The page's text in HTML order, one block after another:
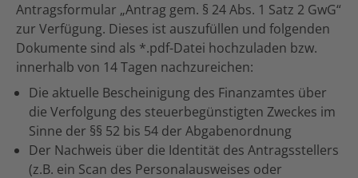
Antragsformular „Antrag gem. § 24 Abs. 1 Satz 2 GwG“
zur Verfügung. Dieses ist auszufüllen und folgenden
Dokumente sind als *.pdf-Datei hochzuladen bzw.
innerhalb von 14 Tagen nachzureichen:
Die aktuelle Bescheinigung des Finanzamtes über
die Verfolgung des steuerbegünstigten Zweckes im
Sinne der §§ 52 bis 54 der Abgabenordnung
Der Nachweis über die Identität des Antragsstellers
(z.B. ein Scan des Personalausweises oder